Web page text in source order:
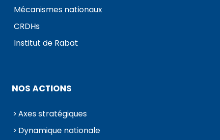
Mécanismes nationaux
CRDHs
Institut de Rabat
NOS ACTIONS
Axes stratégiques
Dynamique nationale